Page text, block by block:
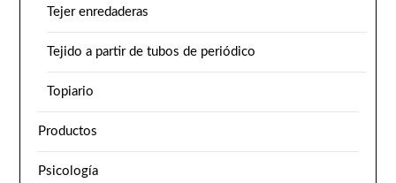
Tejer enredaderas
Tejido a partir de tubos de periódico
Topiario
Productos
Psicología